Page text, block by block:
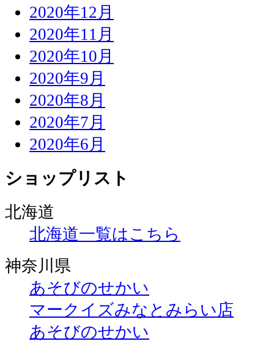
2020年12月
2020年11月
2020年10月
2020年9月
2020年8月
2020年7月
2020年6月
ショップリスト
北海道
北海道一覧はこちら
神奈川県
あそびのせかい
マークイズみなとみらい店
あそびのせかい